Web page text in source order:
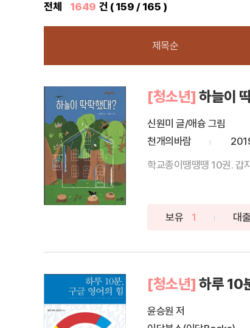
전체 1649 건 ( 159 / 165 )
제목순
[청소년] 하늘이
신원미 글/애슝 그림
천개의바람
학교종이땡땡땡 10권. 갑
보유 1 대출
[청소년] 하루 10
윤승원 저